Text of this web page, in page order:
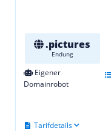
.pictures
Endung
Eigener
Domainrobot
Tarifdetails